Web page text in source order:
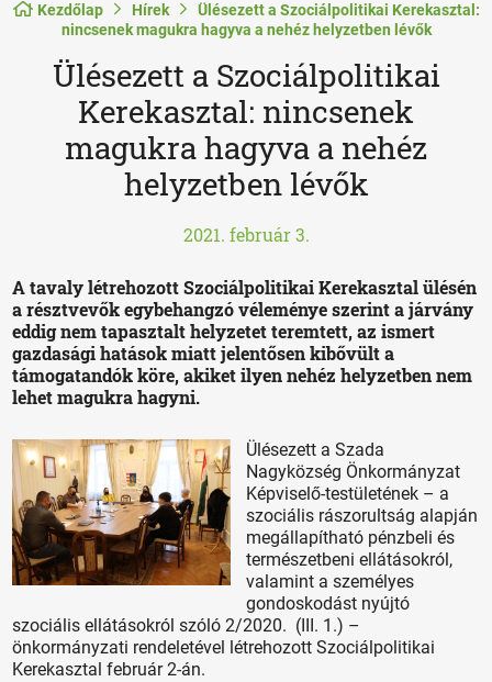
Kezdőlap Hírek
Ülésezett a Szociálpolitikai Kerekasztal:
nincsenek magukra hagyva a nehéz helyzetben lévők
Ülésezett a Szociálpolitikai
Kerekasztal: nincsenek
magukra hagyva a nehéz
helyzetben lévők
2021. február 3.
A tavaly létrehozott Szociálpolitikai Kerekasztal ülésén
a résztvevők egybehangzó véleménye szerint a járvány
eddig nem tapasztalt helyzetet teremtett, az ismert
gazdasági hatások miatt jelentősen kibővült a
támogatandók köre, akiket ilyen nehéz helyzetben nem
lehet magukra hagyni.
Ülésezett a Szada
Nagyközség Önkormányzat
Képviselő-testületének – a
szociális rászorultság alapján
megállapítható pénzbeli és
természetbeni ellátásokról,
valamint a személyes
gondoskodást nyújtó
szociális ellátásokról szóló 2/2020. (III. 1.) –
önkormányzati rendeletével létrehozott Szociálpolitikai
Kerekasztal február 2-án.